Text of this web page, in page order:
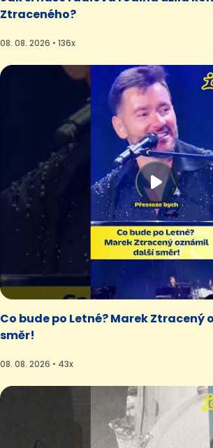
Ztraceného?
08. 08. 2026 • 136x
Co bude po Letné? Marek Ztracený
směr!
08. 08. 2026 • 43x